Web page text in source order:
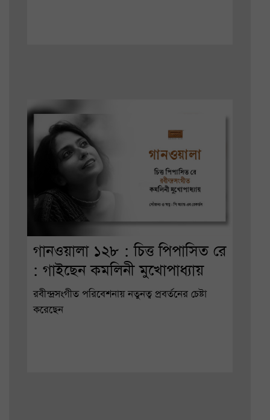
গানওয়ালা ১২৮ : চিত্ত পিপাসিত রে
: গাইছেন কমলিনী মুখোপাধ্যায়
রবীন্দ্রসংগীত পরিবেশনায় নতুনত্ব প্রবর্তনের চেষ্টা
করেছেন